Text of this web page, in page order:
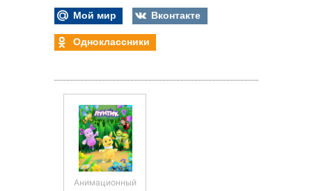
Мой мир
Вконтакте
Одноклассники
Анимационный